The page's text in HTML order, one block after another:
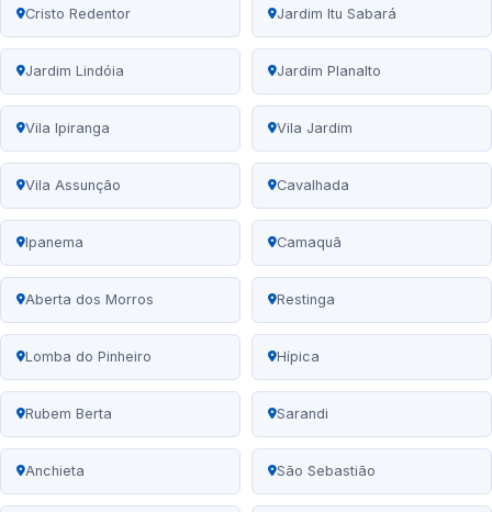
Cristo Redentor Jardim Itu Sabará
Jardim Lindóia Jardim Planalto
Vila Ipiranga Vila Jardim
Vila Assunção Cavalhada
Ipanema Camaquã
Aberta dos Morros Restinga
Lomba do Pinheiro Hípica
Rubem Berta Sarandi
Anchieta São Sebastião